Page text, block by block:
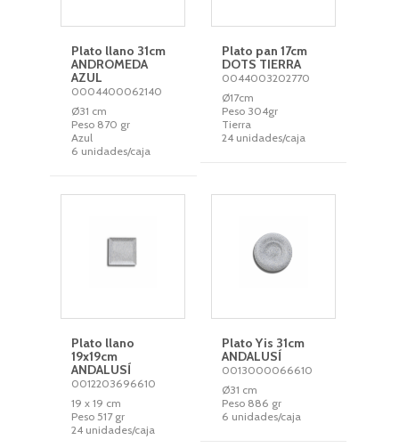
Plato llano 31cm
ANDROMEDA
AZUL
0004400062140
Ø31 cm
Peso 870 gr
Azul
6 unidades/caja
Plato pan 17cm
DOTS TIERRA
0044003202770
Ø17cm
Peso 304gr
Tierra
24 unidades/caja
Plato llano
19x19cm
ANDALUSÍ
0012203696610
19 x 19 cm
Peso 517 gr
24 unidades/caja
Plato Yis 31cm
ANDALUSÍ
0013000066610
Ø31 cm
Peso 886 gr
6 unidades/caja